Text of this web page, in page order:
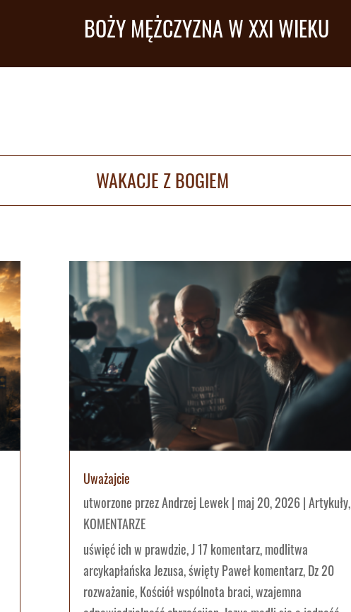
BOŻY MĘŻCZYZNA W XXI WIEKU
WAKACJE Z BOGIEM
Uważajcie
utworzone przezAndrzej Lewek| maj 20, 2026|Artykuły,
KOMENTARZE
uświęć ich w prawdzie, J 17 komentarz, modlitwa
arcykapłańska Jezusa, święty Paweł komentarz, Dz 20
rozważanie, Kościół wspólnota braci, wzajemna